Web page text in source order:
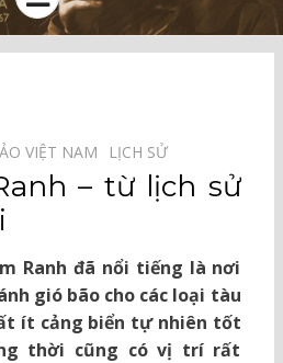
Menu
VIỆT NAM⠀ LỊCH SỬ⠀
– từ lịch sử
Ranh đã nổi tiếng là nơi
gió bão cho các loại tàu
ít cảng biển tự nhiên tốt
thời cũng có vị trí rất